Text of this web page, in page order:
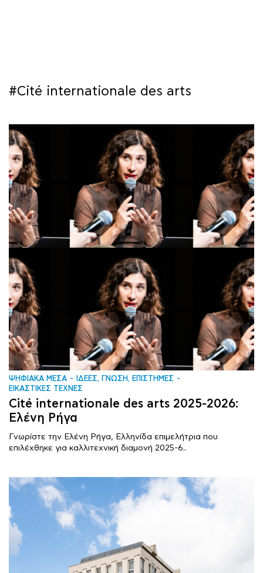
ΣΥΝΕΡΓΕΙΕΣ
ΒΙΒΛΙΟΘΗΚΗ
#Cité internationale des arts
ΨΗΦΙΑΚΑ ΜΕΣΑ
ΙΔΕΕΣ, ΓΝΩΣΗ, ΕΠΙΣΤΗΜΕΣ
ΕΙΚΑΣΤΙΚΕΣ ΤΕΧΝΕΣ
Cité internationale des arts 2025-2026:
Ελένη Ρήγα
Γνωρίστε την Ελένη Ρήγα, Ελληνίδα επιμελήτρια που
επιλέχθηκε για καλλιτεχνική διαμονή 2025-6..